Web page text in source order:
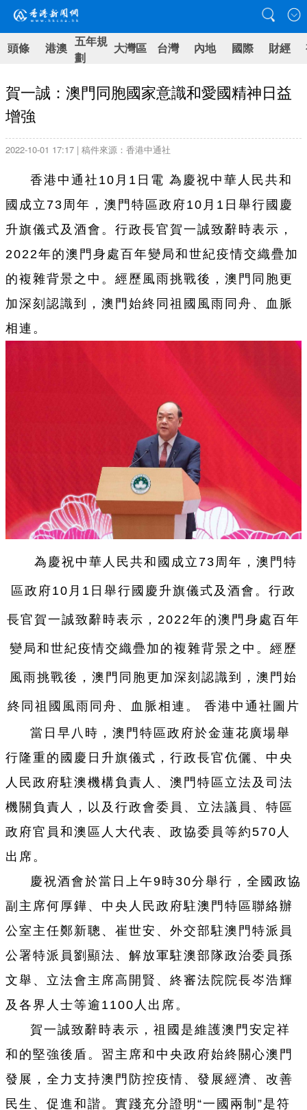
頭條 港澳 五年規
劃
大灣區 台灣 內地 國際 財經
賀一誠：澳門同胞國家意識和愛國精神日益
增強
2022-10-01 17:17 | 稿件來源：香港中通社
香港中通社10月1日電 為慶祝中華人民共和
國成立73周年，澳門特區政府10月1日舉行國慶
升旗儀式及酒會。行政長官賀一誠致辭時表示，
2022年的澳門身處百年變局和世紀疫情交織疊加
的複雜背景之中。經歷風雨挑戰後，澳門同胞更
加深刻認識到，澳門始終同祖國風雨同舟、血脈
相連。
為慶祝中華人民共和國成立73周年，澳門特
區政府10月1日舉行國慶升旗儀式及酒會。行政
長官賀一誠致辭時表示，2022年的澳門身處百年
變局和世紀疫情交織疊加的複雜背景之中。經歷
風雨挑戰後，澳門同胞更加深刻認識到，澳門始
終同祖國風雨同舟、血脈相連。 香港中通社圖片
當日早八時，澳門特區政府於金蓮花廣場舉
行隆重的國慶日升旗儀式，行政長官伉儷、中央
人民政府駐澳機構負責人、澳門特區立法及司法
機關負責人，以及行政會委員、立法議員、特區
政府官員和澳區人大代表、政協委員等約570人
出席。
慶祝酒會於當日上午9時30分舉行，全國政協
副主席何厚鏵、中央人民政府駐澳門特區聯絡辦
公室主任鄭新聰、崔世安、外交部駐澳門特派員
公署特派員劉顯法、解放軍駐澳部隊政治委員孫
文舉、立法會主席高開賢、終審法院院長岑浩輝
及各界人士等逾1100人出席。
賀一誠致辭時表示，祖國是維護澳門安定祥
和的堅強後盾。習主席和中央政府始終關心澳門
發展，全力支持澳門防控疫情、發展經濟、改善
民生、促進和諧。實踐充分證明“一國兩制”是符